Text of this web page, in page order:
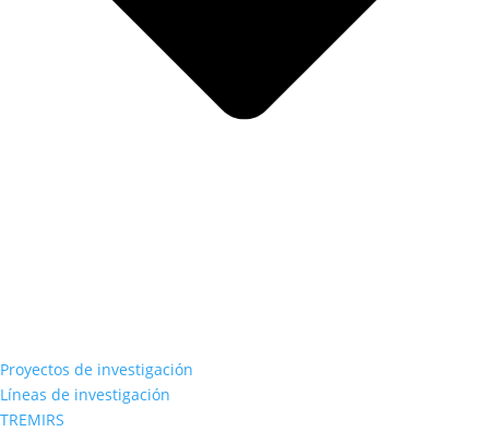
Proyectos de investigación
Líneas de investigación
TREMIRS